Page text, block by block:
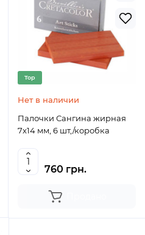
Top
Нет в наличии
Палочки Сангина жирная
7x14 мм, 6 шт,/коробка
760 грн.